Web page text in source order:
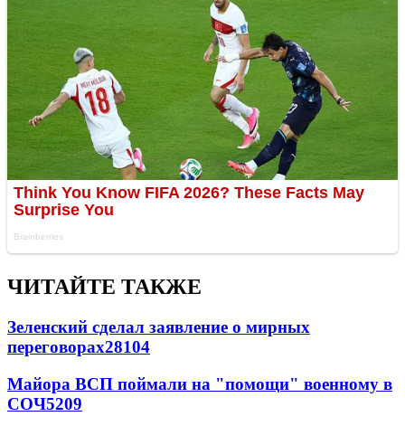
ЧИТАЙТЕ ТАКЖЕ
Зеленский сделал заявление о мирных
переговорах28104
Майора ВСП поймали на "помощи" военному в
СОЧ5209